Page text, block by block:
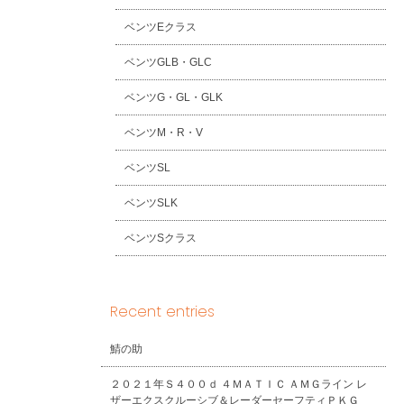
ベンツEクラス
ベンツGLB・GLC
ベンツG・GL・GLK
ベンツM・R・V
ベンツSL
ベンツSLK
ベンツSクラス
Recent entries
鯖の助
２０２１年Ｓ４００ｄ ４ＭＡＴＩＣ ＡＭＧライン レ
ザーエクスクルーシブ＆レーダーセーフティＰＫＧ